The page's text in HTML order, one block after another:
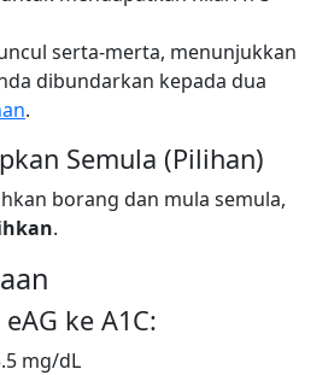
serta-merta, menunjukkan
dibundarkan kepada dua
.
Semula (Pilihan)
borang dan mula semula,
.
ke A1C:
mg/dL